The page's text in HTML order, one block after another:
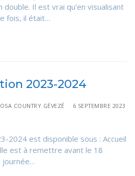
Il est vrai qu’en visualisant
fois, il était…
2023-2024
COUNTRY GÉVEZÉ
6 SEPTEMBRE 2023
2024 est disponible sous : Accueil
est à remettre avant le 18
journée…